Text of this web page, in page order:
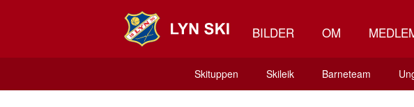
BILDER OM
Skituppen Skileik Barneteam